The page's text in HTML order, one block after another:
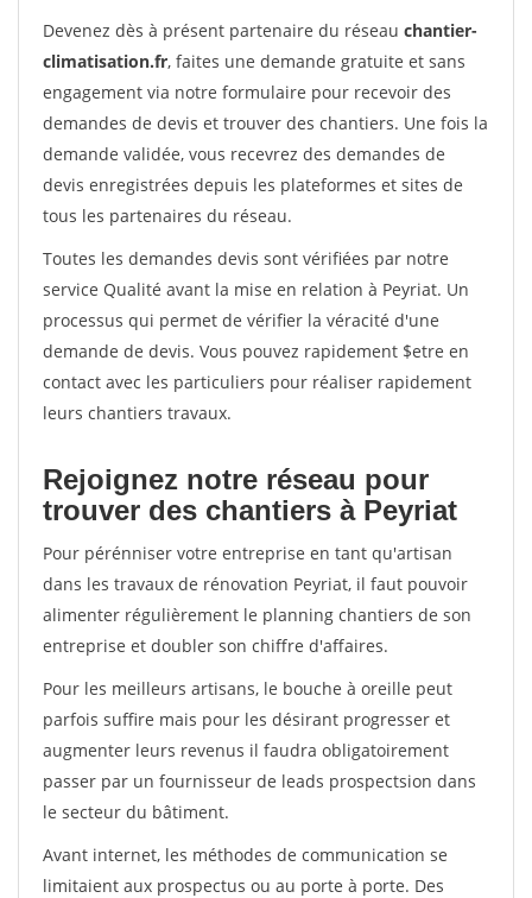
Devenez dès à présent partenaire du réseau chantier-
climatisation.fr, faites une demande gratuite et sans
engagement via notre formulaire pour recevoir des
demandes de devis et trouver des chantiers. Une fois la
demande validée, vous recevrez des demandes de
devis enregistrées depuis les plateformes et sites de
tous les partenaires du réseau.
Toutes les demandes devis sont vérifiées par notre
service Qualité avant la mise en relation à Peyriat. Un
processus qui permet de vérifier la véracité d'une
demande de devis. Vous pouvez rapidement $etre en
contact avec les particuliers pour réaliser rapidement
leurs chantiers travaux.
Rejoignez notre réseau pour
trouver des chantiers à Peyriat
Pour pérénniser votre entreprise en tant qu'artisan
dans les travaux de rénovation Peyriat, il faut pouvoir
alimenter régulièrement le planning chantiers de son
entreprise et doubler son chiffre d'affaires.
Pour les meilleurs artisans, le bouche à oreille peut
parfois suffire mais pour les désirant progresser et
augmenter leurs revenus il faudra obligatoirement
passer par un fournisseur de leads prospectsion dans
le secteur du bâtiment.
Avant internet, les méthodes de communication se
limitaient aux prospectus ou au porte à porte. Des